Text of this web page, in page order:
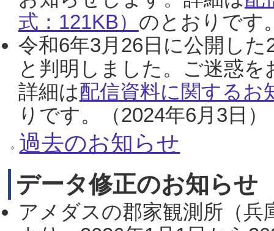
式：121KB） のとおりです
令和6年3月26日に公開し
と判明しました。ご迷惑
詳細は配信資料に関するお
りです。（2024年6月3日）
過去のお知らせ
データ修正のお知らせ
アメダスの郡家観測所（